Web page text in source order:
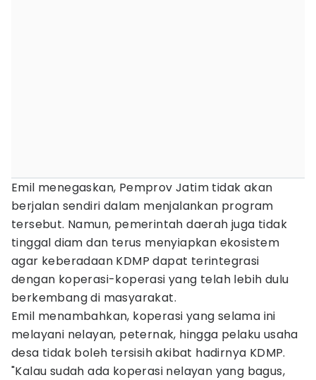
Emil menegaskan, Pemprov Jatim tidak akan
berjalan sendiri dalam menjalankan program
tersebut. Namun, pemerintah daerah juga tidak
tinggal diam dan terus menyiapkan ekosistem
agar keberadaan KDMP dapat terintegrasi
dengan koperasi-koperasi yang telah lebih dulu
berkembang di masyarakat.
Emil menambahkan, koperasi yang selama ini
melayani nelayan, peternak, hingga pelaku usaha
desa tidak boleh tersisih akibat hadirnya KDMP.
"Kalau sudah ada koperasi nelayan yang bagus,